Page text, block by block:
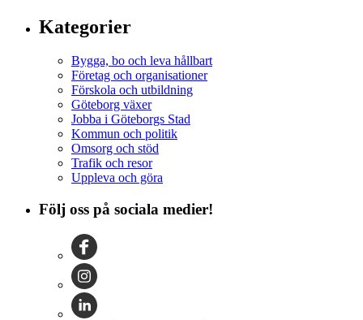
Kategorier
Bygga, bo och leva hållbart
Företag och organisationer
Förskola och utbildning
Göteborg växer
Jobba i Göteborgs Stad
Kommun och politik
Omsorg och stöd
Trafik och resor
Uppleva och göra
Följ oss på sociala medier!